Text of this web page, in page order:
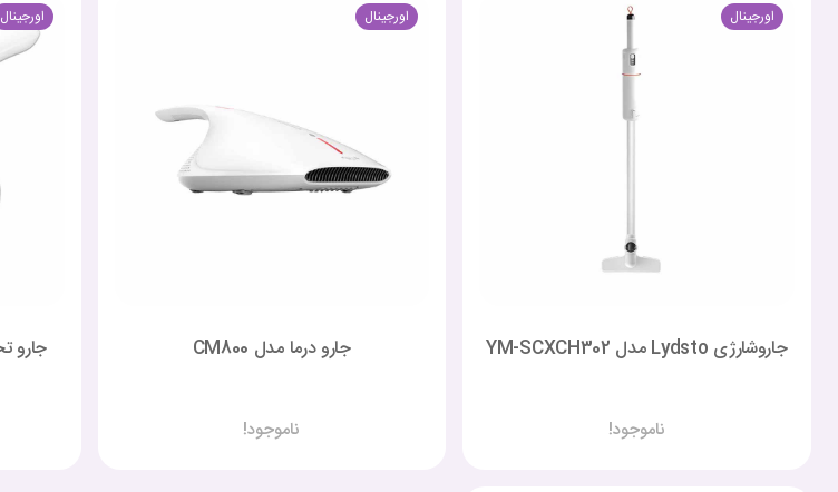
اورجینال
جاروشارژی Lydsto مدل YM-SCXCH302
ناموجود!
اورجینال
جارو درما مدل CM800
ناموجود!
اورجینال